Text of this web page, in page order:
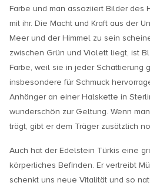
Farbe und man assoziiert Bilder des
mit ihr. Die Macht und Kraft aus der
Meer und der Himmel zu sein
zwischen Grün und Violett liegt, ist
Farbe, weil sie in jeder Schattierung
insbesondere für Schmuck
Anhänger an einer Halskette in
wunderschön zur Geltung. Wenn
trägt, gibt er dem Träger zusätzlich
Auch hat der Edelstein Türkis eine
körperliches Befinden. Er vertreibt
schenkt uns neue Vitalität und so